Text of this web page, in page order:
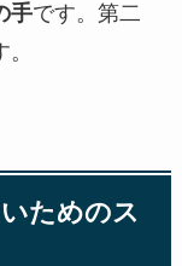
手です。第二
ためのス